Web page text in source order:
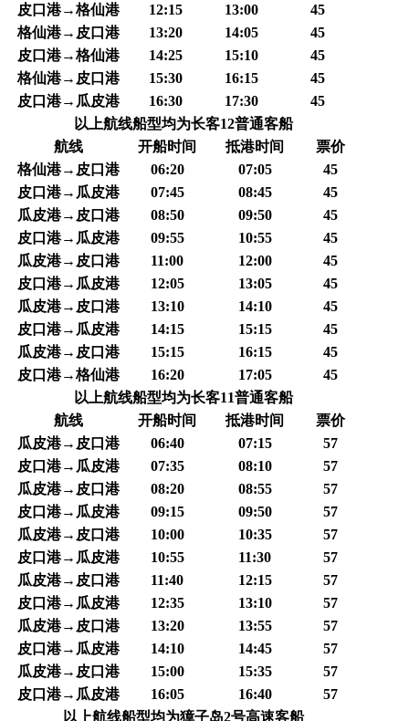
皮口港→格仙港
12:15 13:00
45
格仙港→皮口港
13:20 14:05
45
皮口港→格仙港
14:25 15:10
45
格仙港→皮口港
15:30 16:15
45
皮口港→瓜皮港
16:30 17:30
45
以上航线船型均为长客12普通客船
航线
开船时间 抵港时间
票价
格仙港→皮口港
06:20 07:05
45
皮口港→瓜皮港
07:45 08:45
45
瓜皮港→皮口港
08:50 09:50
45
皮口港→瓜皮港
09:55 10:55
45
瓜皮港→皮口港
11:00 12:00
45
皮口港→瓜皮港
12:05 13:05
45
瓜皮港→皮口港
13:10 14:10
45
皮口港→瓜皮港
14:15 15:15
45
瓜皮港→皮口港
15:15 16:15
45
皮口港→格仙港
16:20 17:05
45
以上航线船型均为长客11普通客船
航线
开船时间 抵港时间
票价
瓜皮港→皮口港
06:40 07:15
57
皮口港→瓜皮港
07:35 08:10
57
瓜皮港→皮口港
08:20 08:55
57
皮口港→瓜皮港
09:15 09:50
57
瓜皮港→皮口港
10:00 10:35
57
皮口港→瓜皮港
10:55 11:30
57
瓜皮港→皮口港
11:40 12:15
57
皮口港→瓜皮港
12:35 13:10
57
瓜皮港→皮口港
13:20 13:55
57
皮口港→瓜皮港
14:10 14:45
57
瓜皮港→皮口港
15:00 15:35
57
皮口港→瓜皮港
16:05 16:40
57
以上航线船型均为獐子岛2号高速客船